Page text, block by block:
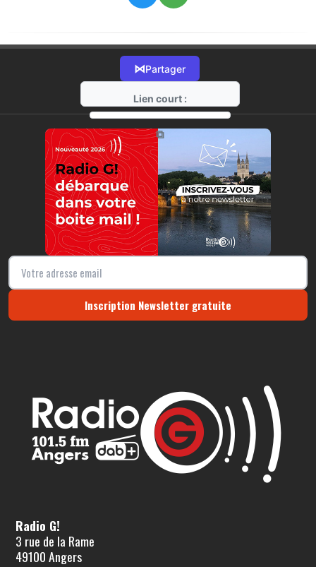
⋈Partager
Lien court :
https://radio-g.fr?17468
⧉
Inscription Newsletter gratuite
Radio G!
3 rue de la Rame
49100 Angers